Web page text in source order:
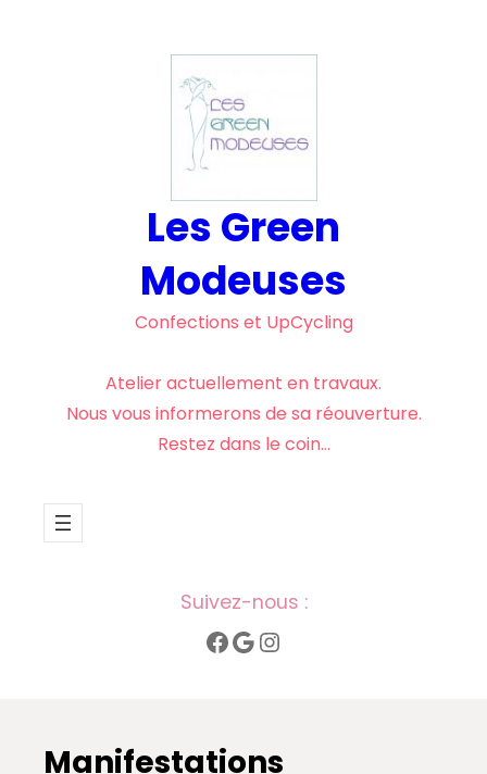
Les Green
Modeuses
Confections et UpCycling
Atelier actuellement en travaux.
Nous vous informerons de sa réouverture.
Restez dans le coin…
Suivez-nous :
Facebook Google Instagram
Manifestations